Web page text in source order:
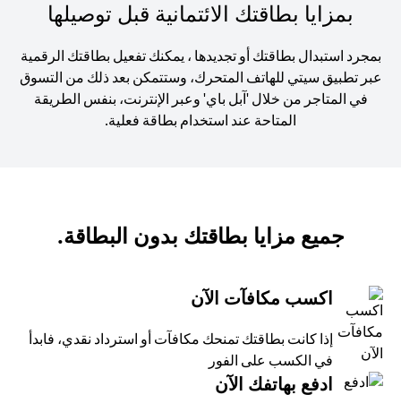
بمزايا بطاقتك الائتمانية قبل توصيلها
بمجرد استبدال بطاقتك أو تجديدها ، يمكنك تفعيل بطاقتك الرقمية
عبر تطبيق سيتي للهاتف المتحرك، وستتمكن بعد ذلك من التسوق
في المتاجر من خلال 'آبل باي' وعبر الإنترنت، بنفس الطريقة
المتاحة عند استخدام بطاقة فعلية.
جميع مزايا بطاقتك بدون البطاقة.
اكسب مكافآت الآن
إذا كانت بطاقتك تمنحك مكافآت أو استرداد نقدي، فابدأ
في الكسب على الفور
ادفع بهاتفك الآن